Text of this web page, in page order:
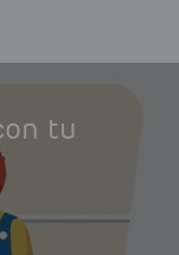
tu